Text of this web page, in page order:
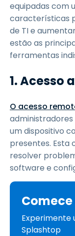
equipadas com
características
de TI e
estão as
ferramentas
1. Acesso
O acesso
um dispositivo
presentes. Esta
resolver
software e
Experimente
Splashtop